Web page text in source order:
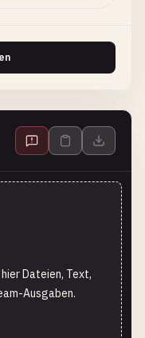
Dateien, Text,
Ausgaben.